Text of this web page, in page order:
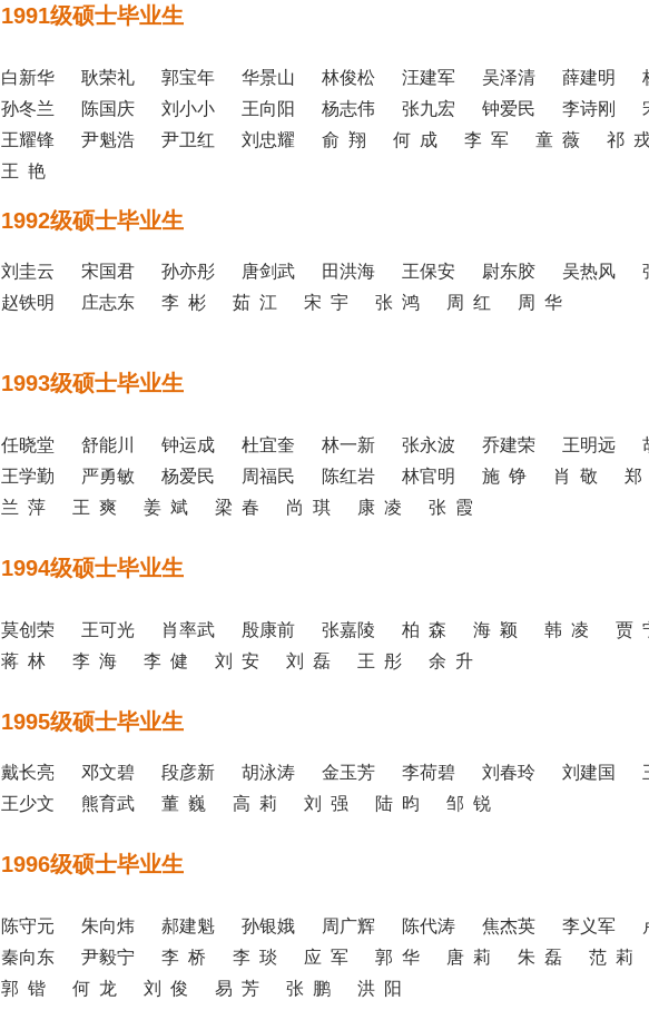
1991级硕士毕业生
白新华 耿荣礼 郭宝年 华景山 林俊松 汪建军 吴泽清 薛建明
孙冬兰 陈国庆 刘小小 王向阳 杨志伟 张九宏 钟爱民 李诗刚
王耀锋 尹魁浩 尹卫红 刘忠耀 俞 翔 何 成 李 军 童 薇 祁
王 艳
1992级硕士毕业生
刘圭云 宋国君 孙亦彤 唐剑武 田洪海 王保安 尉东胶 吴热风
赵铁明 庄志东 李 彬 茹 江 宋 宇 张 鸿 周 红 周 华
1993级硕士毕业生
任晓堂 舒能川 钟运成 杜宜奎 林一新 张永波 乔建荣 王明远 胡
王学勤 严勇敏 杨爱民 周福民 陈红岩 林官明 施 铮 肖 敬 郑
兰 萍 王 爽 姜 斌 梁 春 尚 琪 康 凌 张 霞
1994级硕士毕业生
莫创荣 王可光 肖率武 殷康前 张嘉陵 柏 森 海 颖 韩 凌 贾
蒋 林 李 海 李 健 刘 安 刘 磊 王 彤 余 升
1995级硕士毕业生
戴长亮 邓文碧 段彦新 胡泳涛 金玉芳 李荷碧 刘春玲 刘建国
王少文 熊育武 董 巍 高 莉 刘 强 陆 昀 邹 锐
1996级硕士毕业生
陈守元 朱向炜 郝建魁 孙银娥 周广辉 陈代涛 焦杰英 李义军
秦向东 尹毅宁 李 桥 李 琰 应 军 郭 华 唐 莉 朱 磊 范 莉
郭 锴 何 龙 刘 俊 易 芳 张 鹏 洪 阳